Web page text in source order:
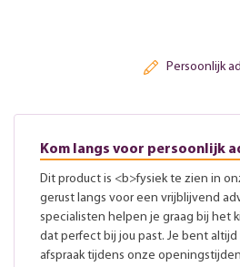
Persoonlijk
Kom langs voor persoonlijk
Dit product is <b>fysiek te zien in
gerust langs voor een vrijblijvend
specialisten helpen je graag bij het
dat perfect bij jou past. Je bent
afspraak tijdens onze